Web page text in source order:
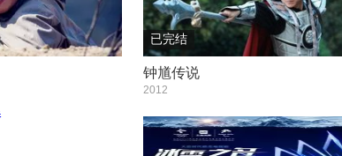
已完结
钟馗传说
2012